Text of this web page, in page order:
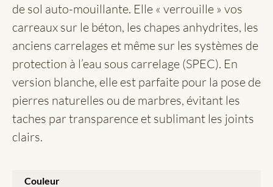
de sol auto-mouillante. Elle « verrouille » vos
carreaux sur le béton, les chapes anhydrites, les
anciens carrelages et même sur les systèmes de
protection à l’eau sous carrelage (SPEC). En
version blanche, elle est parfaite pour la pose de
pierres naturelles ou de marbres, évitant les
taches par transparence et sublimant les joints
clairs.
Couleur